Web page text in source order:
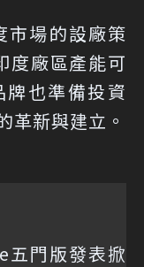
市場的設廠策
度廠區產能可
也準備投資
革新與建立。
門版發表掀